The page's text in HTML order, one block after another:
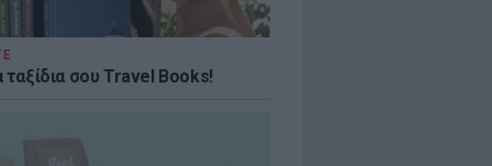
ταξίδια σου Travel Books!